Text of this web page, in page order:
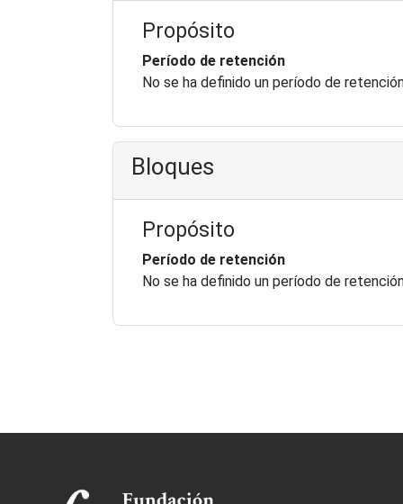
Propósito
Período de retención
No se ha definido un período de
Bloques
Propósito
Período de retención
No se ha definido un período de